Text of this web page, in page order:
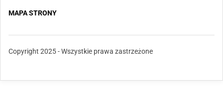
MAPA STRONY
Copyright 2025 - Wszystkie prawa zastrzeżone